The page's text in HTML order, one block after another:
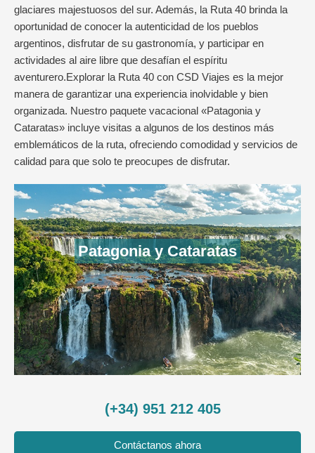
glaciares majestuosos del sur. Además, la Ruta 40 brinda la
oportunidad de conocer la autenticidad de los pueblos
argentinos, disfrutar de su gastronomía, y participar en
actividades al aire libre que desafían el espíritu
aventurero.Explorar la Ruta 40 con CSD Viajes es la mejor
manera de garantizar una experiencia inolvidable y bien
organizada. Nuestro paquete vacacional «Patagonia y
Cataratas» incluye visitas a algunos de los destinos más
emblemáticos de la ruta, ofreciendo comodidad y servicios de
calidad para que solo te preocupes de disfrutar.
Patagonia y Cataratas
(+34) 951 212 405
Contáctanos ahora